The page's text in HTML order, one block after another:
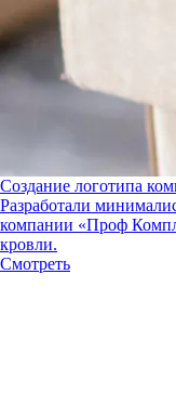
Создание логотипа
Разработали
компании «Проф
кровли.
Смотреть